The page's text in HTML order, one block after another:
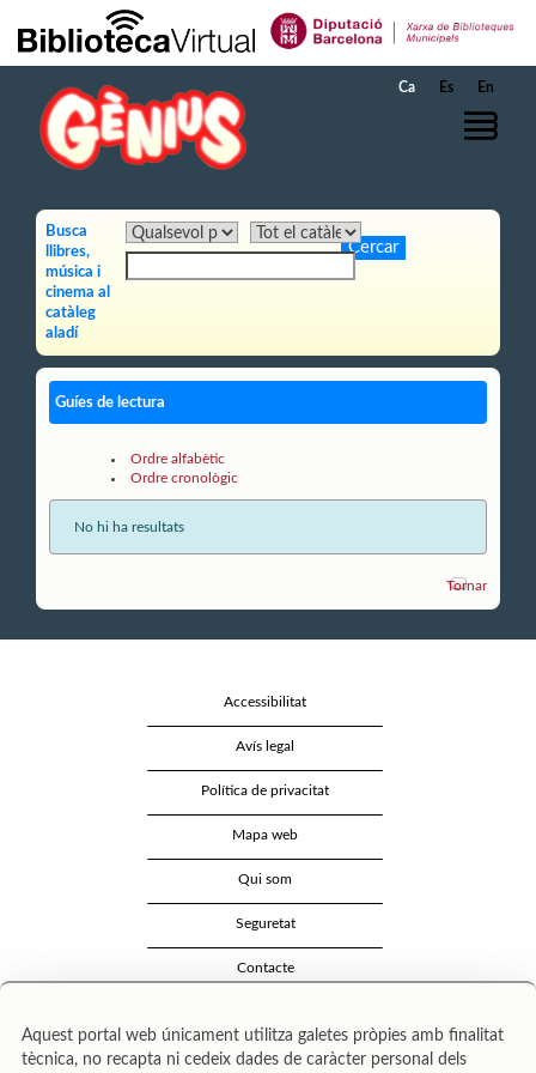
Salta al contingut principal
Ca Es En
Busca
llibres,
música i
cinema al
catàleg
aladí
Guíes de lectura
Ordre alfabètic
Ordre cronològic
No hi ha resultats
Tornar
Accessibilitat
Avís legal
Política de privacitat
Mapa web
Qui som
Seguretat
Contacte
Aquest portal web únicament utilitza galetes pròpies amb finalitat
tècnica, no recapta ni cedeix dades de caràcter personal dels